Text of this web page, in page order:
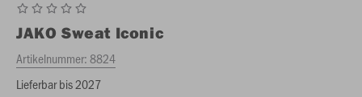
JAKO Sweat Iconic
Artikelnummer:8824
Lieferbar bis 2027